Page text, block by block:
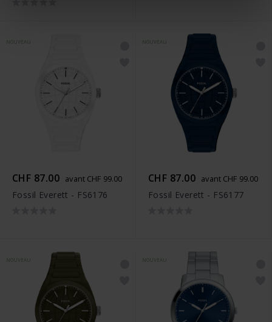
NOUVEAU
CHF 87.00 avant CHF 99.00
Fossil Everett - FS6176
CHF 87.00 avant CHF 99.00
Fossil Everett - FS6177